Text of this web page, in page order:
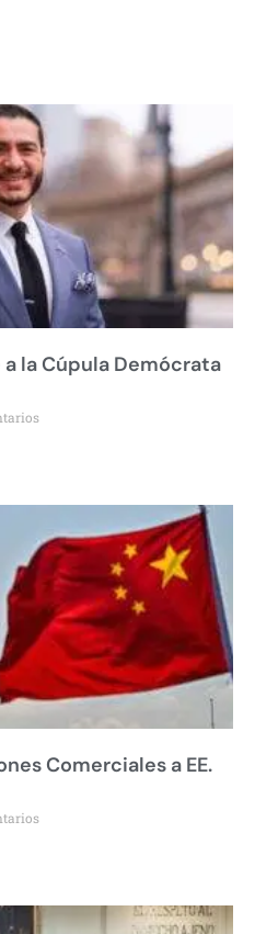
la Cúpula Demócrata
Comerciales a EE.